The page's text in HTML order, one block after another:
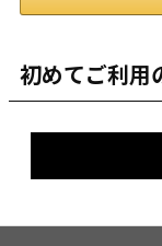
初めてご利用